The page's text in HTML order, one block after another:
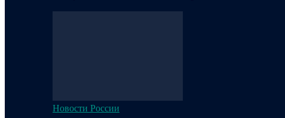
Новости России